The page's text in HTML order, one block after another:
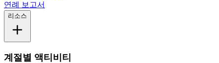
연례 보고서
리소스
계절별 액티비티